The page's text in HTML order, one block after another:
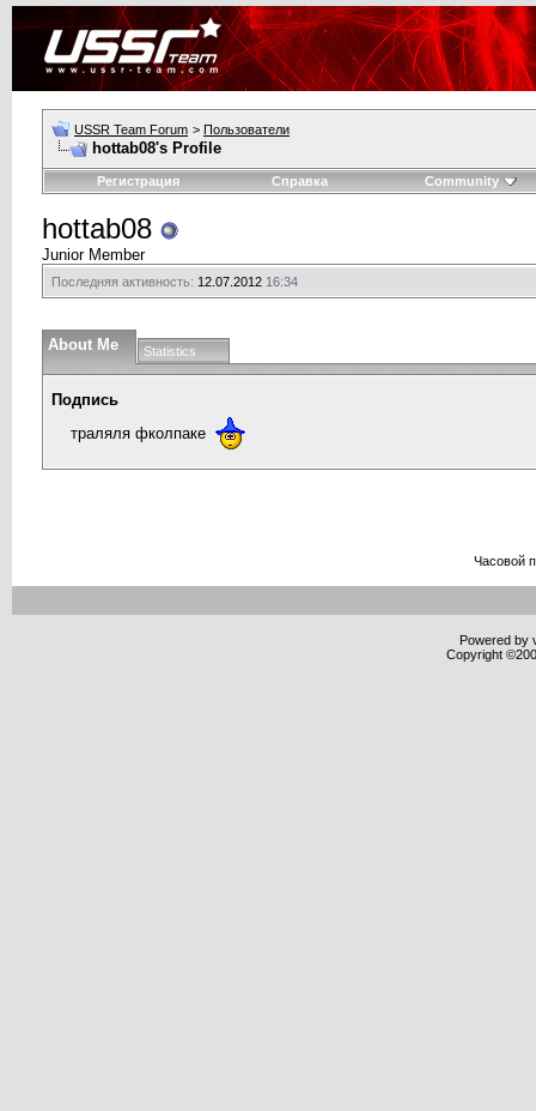
USSR Team Forum > Пользователи
hottab08's Profile
Регистрация Справка Community
hottab08
Junior Member
Последняя активность: 12.07.2012 16:34
About Me Statistics
Подпись
траляля фколпаке
Часовой
Powered by
Copyright